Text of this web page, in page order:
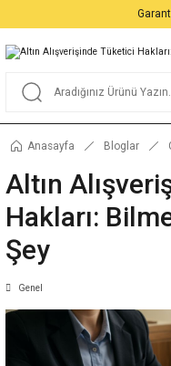
Anasayfa Bloglar
Altın
Hakları:
Şey
Genel